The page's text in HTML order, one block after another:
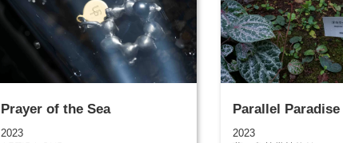
Prayer of the Sea
2023
Parallel Paradise
2023